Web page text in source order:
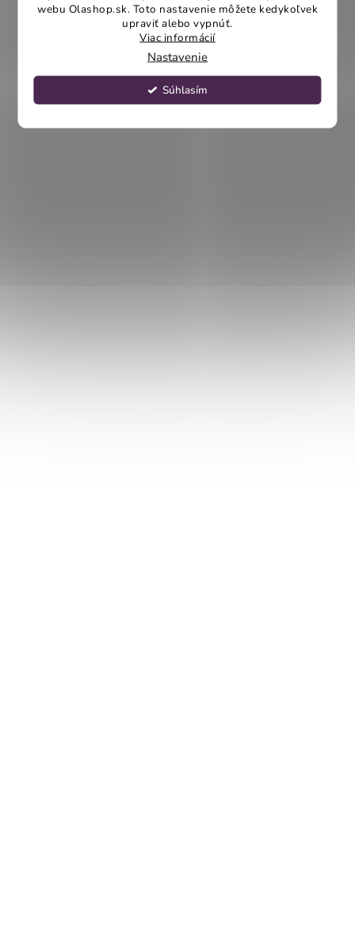
webu Olashop.sk. Toto nastavenie môžete kedykoľvek
upraviť alebo vypnúť.
Viac informácií
Nastavenie
Súhlasím